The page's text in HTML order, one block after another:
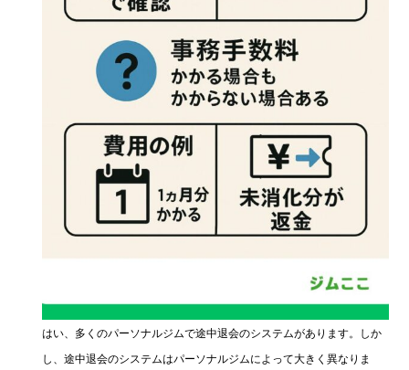
はい、多くのパーソナルジムで途中退会のシステムがあります。しか
し、途中退会のシステムはパーソナルジムによって大きく異なりま